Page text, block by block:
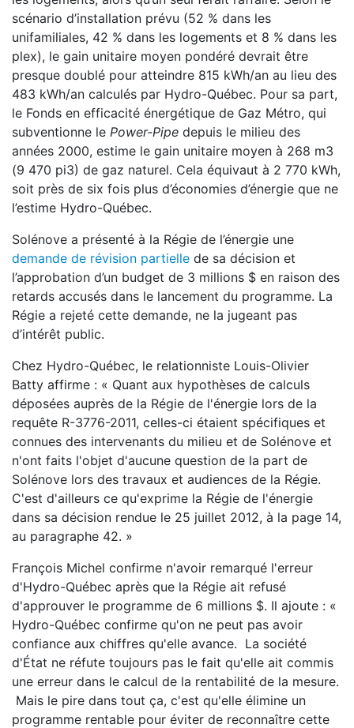
scénario d’installation prévu (52 % dans les
unifamiliales, 42 % dans les logements et 8 % dans les
plex), le gain unitaire moyen pondéré devrait être
presque doublé pour atteindre 815 kWh/an au lieu des
483 kWh/an calculés par Hydro-Québec. Pour sa part,
le Fonds en efficacité énergétique de Gaz Métro, qui
subventionne le Power-Pipe depuis le milieu des
années 2000, estime le gain unitaire moyen à 268 m3
(9 470 pi3) de gaz naturel. Cela équivaut à 2 770 kWh,
soit près de six fois plus d’économies d’énergie que ne
l’estime Hydro-Québec.
Solénove a présenté à la Régie de l’énergie une
demande de révision partielle de sa décision et
l’approbation d’un budget de 3 millions $ en raison des
retards accusés dans le lancement du programme. La
Régie a rejeté cette demande, ne la jugeant pas
d’intérêt public.
Chez Hydro-Québec, le relationniste Louis-Olivier
Batty affirme : « Quant aux hypothèses de calculs
déposées auprès de la Régie de l'énergie lors de la
requête R-3776-2011, celles-ci étaient spécifiques et
connues des intervenants du milieu et de Solénove et
n'ont faits l'objet d'aucune question de la part de
Solénove lors des travaux et audiences de la Régie.
C'est d'ailleurs ce qu'exprime la Régie de l'énergie
dans sa décision rendue le 25 juillet 2012, à la page 14,
au paragraphe 42. »
François Michel confirme n'avoir remarqué l'erreur
d'Hydro-Québec après que la Régie ait refusé
d'approuver le programme de 6 millions $. Il ajoute : «
Hydro-Québec confirme qu'on ne peut pas avoir
confiance aux chiffres qu'elle avance. La société
d'État ne réfute toujours pas le fait qu'elle ait commis
une erreur dans le calcul de la rentabilité de la mesure.
Mais le pire dans tout ça, c'est qu'elle élimine un
programme rentable pour éviter de reconnaître cette